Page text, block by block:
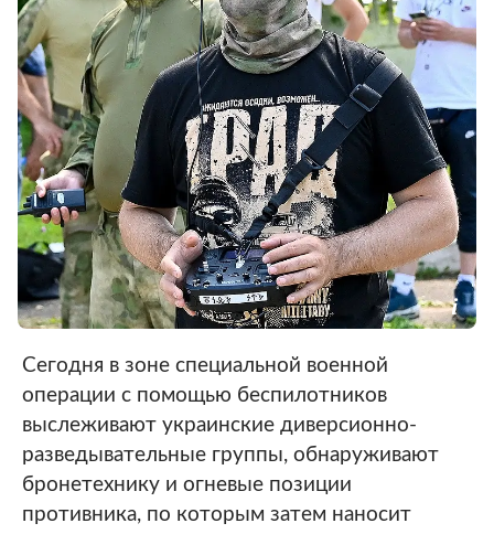
Сегодня в зоне специальной военной
операции с помощью беспилотников
выслеживают украинские диверсионно-
разведывательные группы, обнаруживают
бронетехнику и огневые позиции
противника, по которым затем наносит